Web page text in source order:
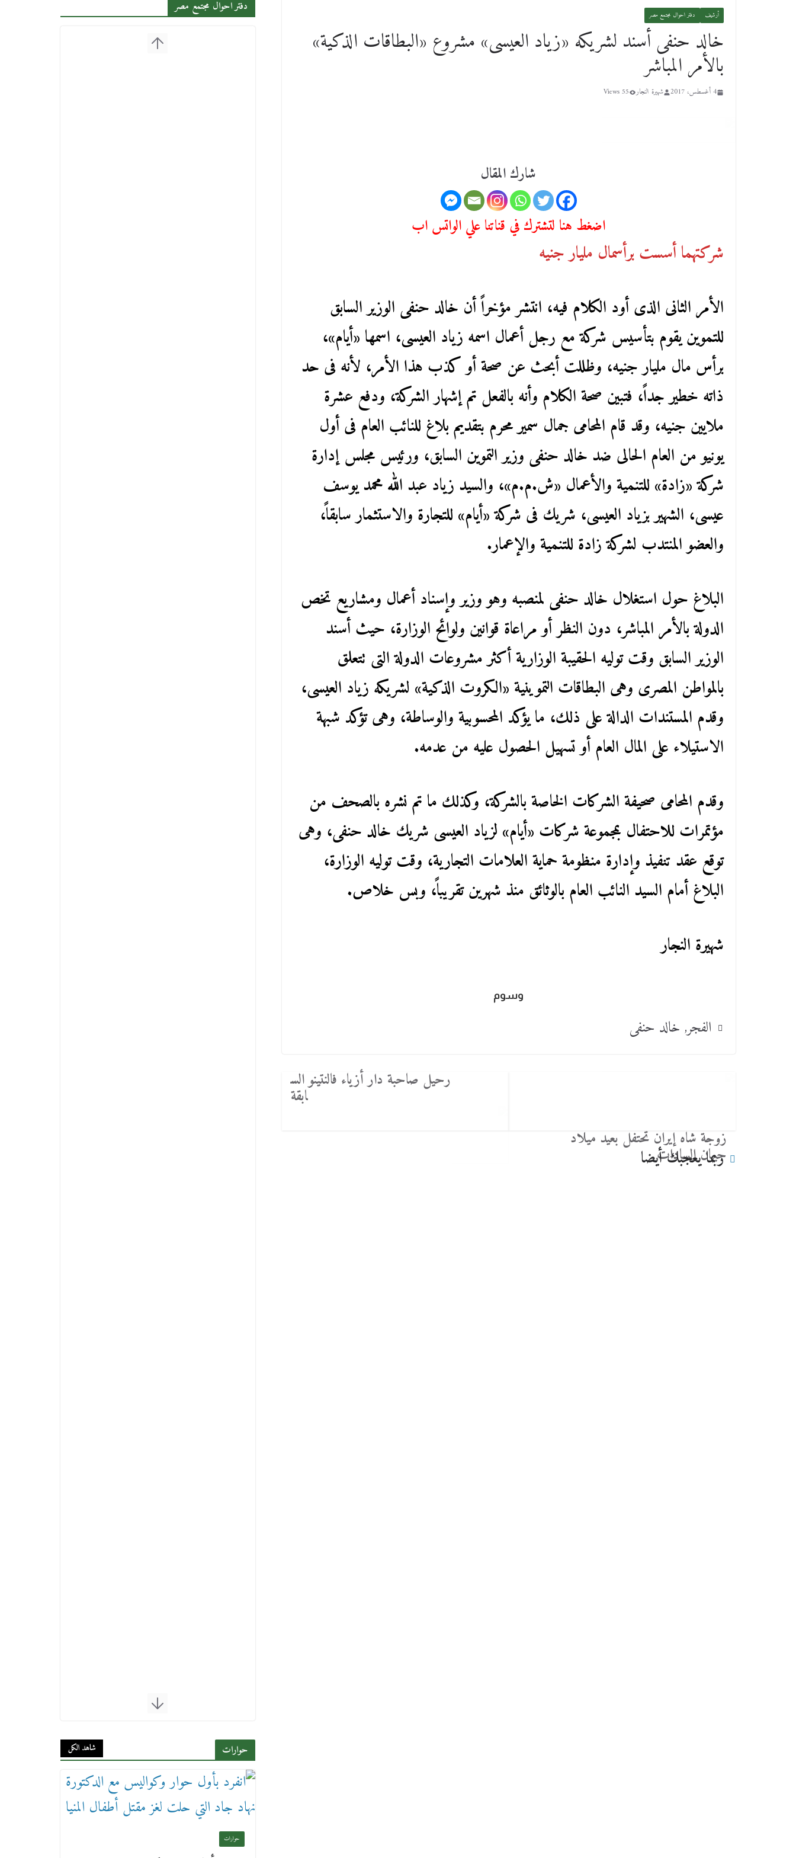
أرشيف دفتر احوال مجتمع مصر
خالد حنفى أسند لشريكه «زياد العيسى» مشروع «البطاقات الذكية»
بالأمر المباشر
4 أغسطس، 2017 شهيرة النجار 55 Views
شارك المقال
اضغط هنا لتشترك في قناتنا علي الواتس اب
شركتهما أسست برأسمال مليار جنيه
الأمر الثانى الذى أود الكلام فيه، انتشر مؤخراً أن خالد حنفى الوزير السابق
للتموين يقوم بتأسيس شركة مع رجل أعمال اسمه زياد العيسى، اسمها «أيام»،
برأس مال مليار جنيه، وظللت أبحث عن صحة أو كذب هذا الأمر، لأنه فى حد
ذاته خطير جداً، فتبين صحة الكلام وأنه بالفعل تم إشهار الشركة، ودفع عشرة
ملايين جنيه، وقد قام المحامى جمال سمير محرم بتقديم بلاغ للنائب العام فى أول
يونيو من العام الحالى ضد خالد حنفى وزير التموين السابق، ورئيس مجلس إدارة
شركة «زادة» للتنمية والأعمال «ش.م.م»، والسيد زياد عبد الله محمد يوسف
عيسى، الشهير بزياد العيسى، شريك فى شركة «أيام» للتجارة والاستثمار سابقاً،
والعضو المنتدب لشركة زادة للتنمية والإعمار.
البلاغ حول استغلال خالد حنفى لمنصبه وهو وزير وإسناد أعمال ومشاريع تخص
الدولة بالأمر المباشر، دون النظر أو مراعاة قوانين ولوائح الوزارة، حيث أسند
الوزير السابق وقت توليه الحقيبة الوزارية أكثر مشروعات الدولة التى تتعلق
بالمواطن المصرى وهى البطاقات التموينية «الكروت الذكية» لشريكه زياد العيسى،
وقدم المستندات الدالة على ذلك، ما يؤكد المحسوبية والوساطة، وهى تؤكد شبهة
الاستيلاء على المال العام أو تسهيل الحصول عليه من عدمه.
وقدم المحامى صحيفة الشركات الخاصة بالشركة، وكذلك ما تم نشره بالصحف من
مؤتمرات للاحتفال بمجموعة شركات «أيام» لزياد العيسى شريك خالد حنفى، وهى
توقع عقد تنفيذ وإدارة منظومة حماية العلامات التجارية، وقت توليه الوزارة،
البلاغ أمام السيد النائب العام بالوثائق منذ شهرين تقريباً، وبس خلاص.
شهيرة النجار
وسوم
الفجر, خالد حنفى
زوجة شاه إيران تحتفل بعيد ميلاد
جيهان السادات
رحيل صاحبة دار أزياء فالنتينو الس
ابقة
ربما يعجبك أيضا
دفتر احوال مجتمع مصر
حوارات شاهد الكل
حوارات